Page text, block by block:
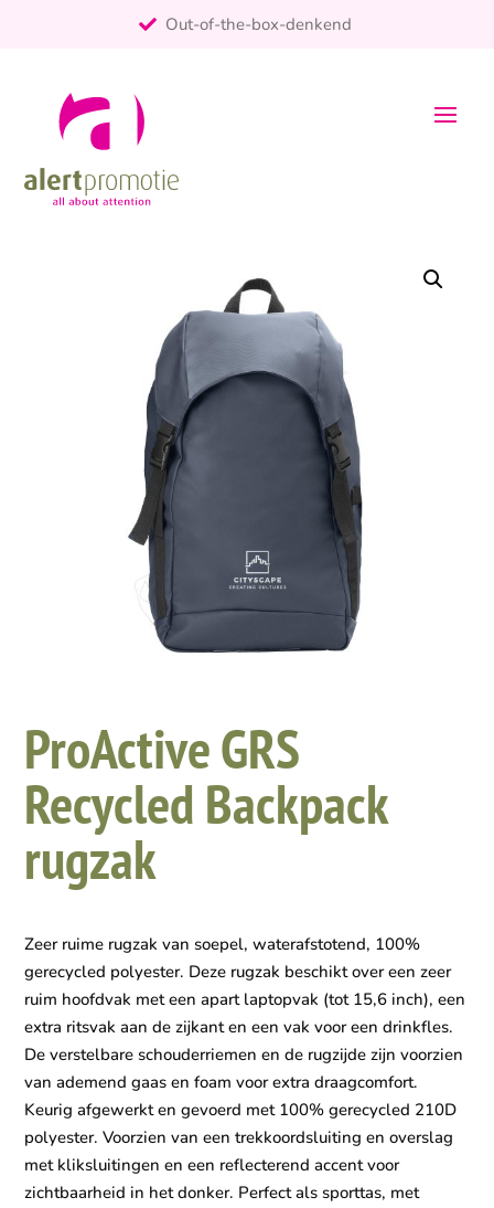
Out-of-the-box-denkend
ProActive GRS
Recycled Backpack
rugzak
Zeer ruime rugzak van soepel, waterafstotend, 100%
gerecycled polyester. Deze rugzak beschikt over een zeer
ruim hoofdvak met een apart laptopvak (tot 15,6 inch), een
extra ritsvak aan de zijkant en een vak voor een drinkfles.
De verstelbare schouderriemen en de rugzijde zijn voorzien
van ademend gaas en foam voor extra draagcomfort.
Keurig afgewerkt en gevoerd met 100% gerecycled 210D
polyester. Voorzien van een trekkoordsluiting en overslag
met kliksluitingen en een reflecterend accent voor
zichtbaarheid in het donker. Perfect als sporttas, met